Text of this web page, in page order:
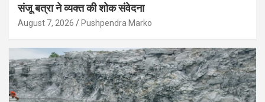
संजू बत्रा ने व्यक्त की शोक संवेदना
August 7, 2026 Pushpendra Marko